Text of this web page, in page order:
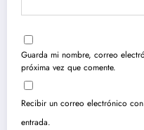
Guarda mi nombre, correo
próxima vez que comente.
Recibir un correo electrónico
entrada.